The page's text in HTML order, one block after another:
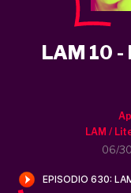
LAM 10 -
LAM /
06/